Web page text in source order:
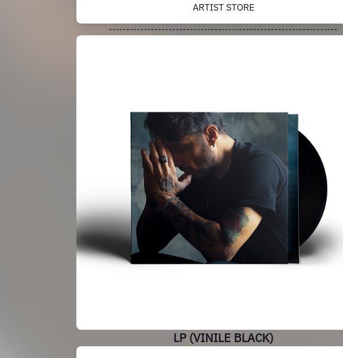
ARTIST STORE
-----------------------------------------------------------------
LP (VINILE BLACK)